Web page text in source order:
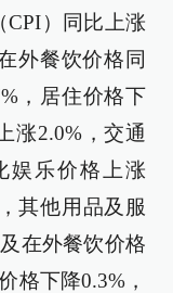
）同比上涨
外餐饮价格同
，居住价格下
涨2.0%，交通
娱乐价格上涨
其他用品及服
在外餐饮价格
格下降0.3%，